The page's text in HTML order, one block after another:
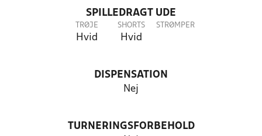
SPILLEDRAGT UDE
TRØJE
Hvid
SHORTS
Hvid
STRØMPER
DISPENSATION
Nej
TURNERINGSFORBEHOLD